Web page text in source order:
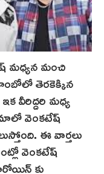
మధ్యన మంచి
తెరకెక్కిన
వీరిద్దరి మధ్య
వెంకటేష్
ఈ వార్తలు
వెంకటేష్
కు